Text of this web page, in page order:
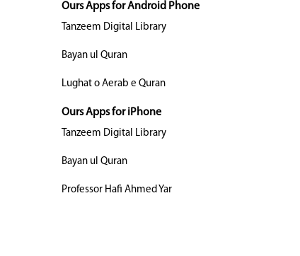
Ours Apps for Android Phone
Tanzeem Digital Library
Bayan ul Quran
Lughat o Aerab e Quran
Ours Apps for iPhone
Tanzeem Digital Library
Bayan ul Quran
Professor Hafi Ahmed Yar